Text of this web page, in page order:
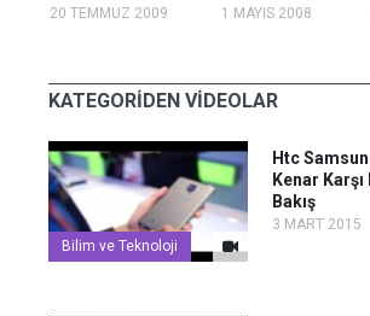
20 TEMMUZ 2009 1 MAYIS 2008
KATEGORİDEN VİDEOLAR
Bilim ve Teknoloji
Htc
Kenar
Bakış
3 MART 2015